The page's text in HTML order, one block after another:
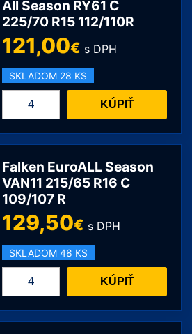
215/70
R15
109/107S
All Season RY61 C
225/70 R15 112/110R
121,00€ s DPH
SKLADOM 28 KS
množstvo
BluEarth-
Van
All
Season
RY61
C
225/70
R15
112/110R
KÚPIŤ
Falken EuroALL Season
VAN11 215/65 R16 C
109/107 R
129,50€ s DPH
SKLADOM 48 KS
množstvo
EuroALL
Season
KÚPIŤ